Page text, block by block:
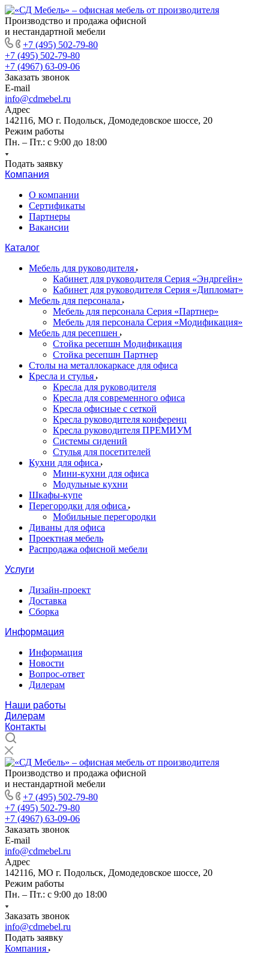
Производство и продажа офисной
и нестандартной мебели
+7 (495) 502-79-80
+7 (495) 502-79-80
+7 (4967) 63-09-06
Заказать звонок
E-mail
info@cdmebel.ru
Адрес
142116, МО г. Подольск, Домодедовское шоссе, 20
Режим работы
Пн. – Пт.: с 9:00 до 18:00
Подать заявку
Компания
О компании
Сертификаты
Партнеры
Вакансии
Каталог
Мебель для руководителя
Кабинет для руководителя Серия «Эндргейн»
Кабинет для руководителя Серия «Дипломат»
Мебель для персонала
Мебель для персонала Серия «Партнер»
Мебель для персонала Серия «Модификация»
Мебель для ресепшен
Стойка ресепшн Модификация
Стойка ресепшн Партнер
Столы на металлокаркасе для офиса
Кресла и стулья
Кресла для руководителя
Кресла для современного офиса
Кресла офисные с сеткой
Кресла руководителя конференц
Кресла руководителя ПРЕМИУМ
Системы сидений
Стулья для посетителей
Кухни для офиса
Мини-кухни для офиса
Модульные кухни
Шкафы-купе
Перегородки для офиса
Мобильные перегородки
Диваны для офиса
Проектная мебель
Распродажа офисной мебели
Услуги
Дизайн-проект
Доставка
Сборка
Информация
Информация
Новости
Вопрос-ответ
Дилерам
Наши работы
Дилерам
Контакты
Производство и продажа офисной
и нестандартной мебели
+7 (495) 502-79-80
+7 (495) 502-79-80
+7 (4967) 63-09-06
Заказать звонок
E-mail
info@cdmebel.ru
Адрес
142116, МО г. Подольск, Домодедовское шоссе, 20
Режим работы
Пн. – Пт.: с 9:00 до 18:00
Заказать звонок
info@cdmebel.ru
Подать заявку
Компания